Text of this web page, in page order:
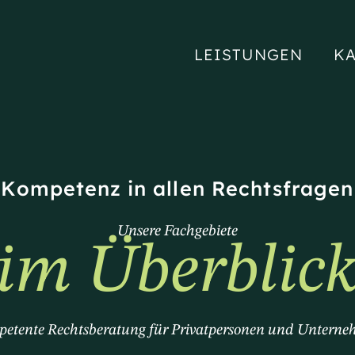
LEISTUNGEN
Kompetenz in allen Rechtsfragen
Unsere Fachgebiete
im
Rechtsberatung für Privatpersonen und